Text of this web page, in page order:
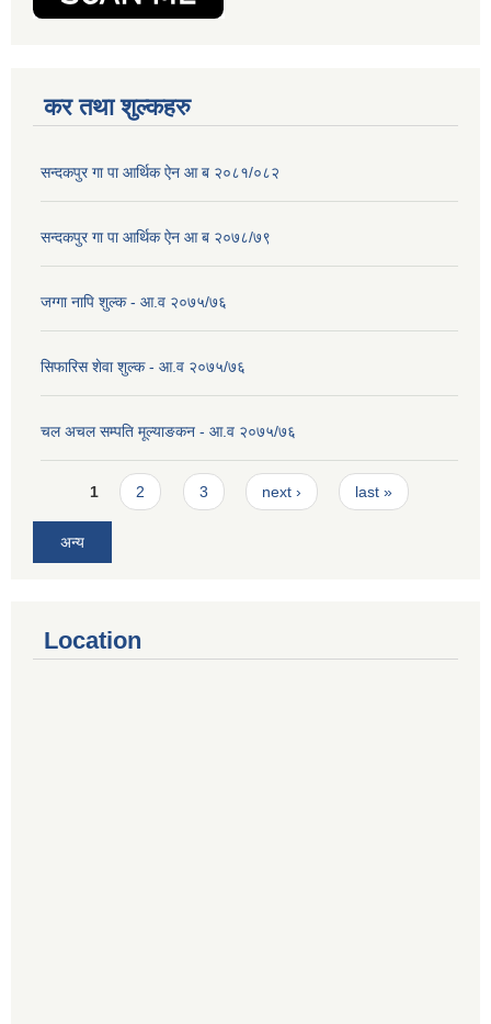
कर तथा शुल्कहरु
सन्दकपुर गा पा आर्थिक ऐन आ ब २०८१/०८२
सन्दकपुर गा पा आर्थिक ऐन आ ब २०७८/७९
जग्गा नापि शुल्क - आ.व २०७५/७६
सिफारिस शेवा शुल्क - आ.व २०७५/७६
चल अचल सम्पति मूल्याङकन - आ.व २०७५/७६
Pages
1 2 3 next › last »
अन्य
Location